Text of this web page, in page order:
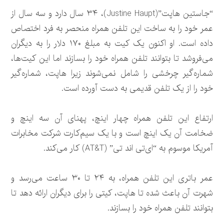
“جاستین هاپت”(Justine Haupt)، ۳۴ سال دارد و سه سال از
عمر خود را به ساخت این تلفن همراه منحصر به فرد اختصاص
داده است. او اکنون یک کیت به مبلغ ۱۷۰ دلار را به دیگران
می‌فروشد تا بتوانند تلفن همراه خود را بسازند اما این کیت‌ها،
شماره‌گیر چرخشی را شامل نمی‌شوند زیرا هاپت، شماره‌گیر
خود را از یک تلفن قدیمی به دست آورده است.
ارتفاع این تلفن همراه چهار اینچ، پهنای آن سه اینچ و
ضخامت آن یک اینچ است و با یک سیم‌کارت شرکت مخابرات
آمریکا موسوم به “ای‌تی اند تی” (AT&T) کار می‌کند.
عمر باتری این تلفن همراه، به ۲۴ تا ۳۰ ساعت می‌رسد و
شهرت آن باعث شده تا هاپت، کیتی را برای دیگران ارائه دهد تا
بتوانند تلفن همراه خود را بسازند.